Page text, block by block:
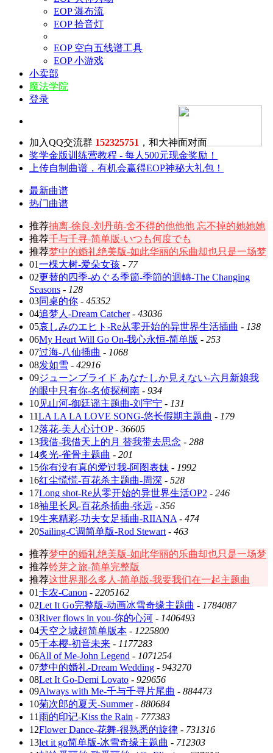
EOP 瀑布流
EOP 拾音灯
EOP 空白五线谱工具
EOP 小游戏
小卖部
魔法学院
登录
加入QQ交流群 152325751 ，和大神面对面
奖学金版训练营教程 - 每人500元现金奖励！
上传自制曲谱，有机会赢得EOP神秘大礼包！
最新曲谱
热门曲谱
推荐抽离-徐良-刘丹萌-舍不得的他他他 忘不掉的她她她
推荐千与千寻-简单版-いつも何度でも
推荐梦中的婚礼绝美版-如此华丽的乐曲却也只是一场梦
01一棵大树-爱朵女孩 - 77
02更替的四季-めぐる季節-季節的迴轉-The Changing
Seasons - 128
03同桌的你 - 45352
04追梦人-Dream Catcher- 43036
05哀しみのエヒト-Re从零开始的异世界生活插曲 - 138
06My Heart Will Go On-我心永恒-简单版 - 253
07过海-八仙插曲 - 1068
08发如雪 - 42916
09ジューンブライド あなたしか見えない-六月新娘我
的眼中只有你-名侦探柯南 - 934
10见山河-御廷谣主题曲-刘宇宁 - 131
11LA LA LA LOVE SONG-悠长假期主题曲 - 179
12落花-美人心计OP- 36605
13我借-我借天上的月 替我带去思念 - 288
14炙光-雀骨主题曲 - 201
15你有没有真的爱过我-阿图表妹 - 1992
16红尘慌慌-百花杀主题曲-周深 - 528
17Long shot-Re从零开始的异世界生活OP2 - 246
18袖里长风-百花杀插曲-张远 - 356
19生来精彩-功夫女足插曲-RIIANA - 474
20Sailing-C调简单版-Rod Stewart - 463
推荐梦中的婚礼绝美版-如此华丽的乐曲却也只是一场梦
推荐铃芽之旅-简单完整版
推荐这世界那么多人-简单版-我要我们在一起主题曲
01卡农-Canon - 2205162
02Let It Go完整版-动画冰雪奇缘主题曲 - 1784087
03River flows in you-你的心河 - 1406493
04天空之城超简单版本 - 1225800
05千本樱-初音未来 - 1177283
06All of Me-John Legend - 1071254
07梦中的婚礼-Dream Wedding - 943270
08Let It Go-Demi Lovato - 929656
09Always with Me-千与千寻片尾曲 - 884473
10菊次郎的夏天-Summer- 880684
11雨的印记-Kiss the Rain - 777383
12Flower Dance-花舞-很熟悉的旋律 - 731316
13let it go简单版-冰雪奇缘主题曲 - 712303